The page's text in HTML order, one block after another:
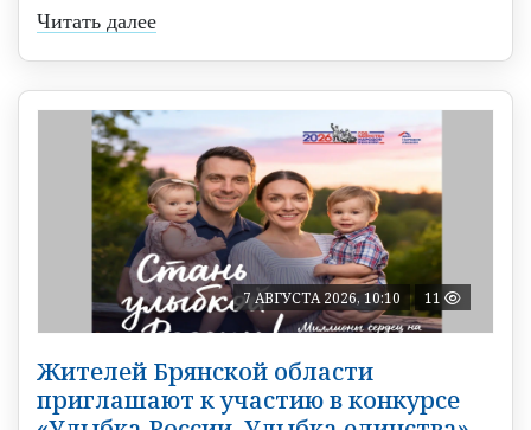
Читать далее
7 АВГУСТА 2026, 10:10 11
Жителей Брянской области
приглашают к участию в конкурсе